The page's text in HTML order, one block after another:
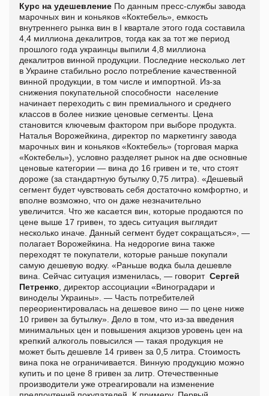
Курс на удешевление По данным пресс-службы завода
марочных вин и коньяков «Коктебель», емкость
внутреннего рынка вин в I квартале этого года составила
4,4 миллиона декалитров, тогда как за тот же период
прошлого года украинцы выпили 4,8 миллиона
декалитров винной продукции. Последние несколько лет
в Украине стабильно росло потребление качественной
винной продукции, в том числе и импортной. Из-за
снижения покупательной способности население
начинает переходить с вин премиального и среднего
классов в более низкие ценовые сегменты. Цена
становится ключевым фактором при выборе продукта.
Наталья Ворожейкина, директор по маркетингу завода
марочных вин и коньяков «Коктебель» (торговая марка
«Коктебель»), условно разделяет рынок на две основные
ценовые категории — вина до 16 гривен и те, что стоят
дороже (за стандартную бутылку 0,75 литра). «Дешевый
сегмент будет чувствовать себя достаточно комфортно, и
вполне возможно, что он даже незначительно
увеличится. Что же касается вин, которые продаются по
цене выше 17 гривен, то здесь ситуация выглядит
несколько иначе. Данный сегмент будет сокращаться», —
полагает Ворожейкина. На недорогие вина также
переходят те покупатели, которые раньше покупали
самую дешевую водку. «Раньше водка была дешевле
вина. Сейчас ситуация изменилась, — говорит Сергей
Петренко , директор ассоциации «Виноградари и
виноделы Украины». — Часть потребителей
переориентировалась на дешевое вино — по цене ниже
10 гривен за бутылку». Дело в том, что из-за введения
минимальных цен и повышения акцизов уровень цен на
крепкий алкоголь повысился — такая продукция не
может быть дешевле 14 гривен за 0,5 литра. Стоимость
вина пока не ограничивается. Винную продукцию можно
купить и по цене 8 гривен за литр. Отечественные
производители уже отреагировали на изменение